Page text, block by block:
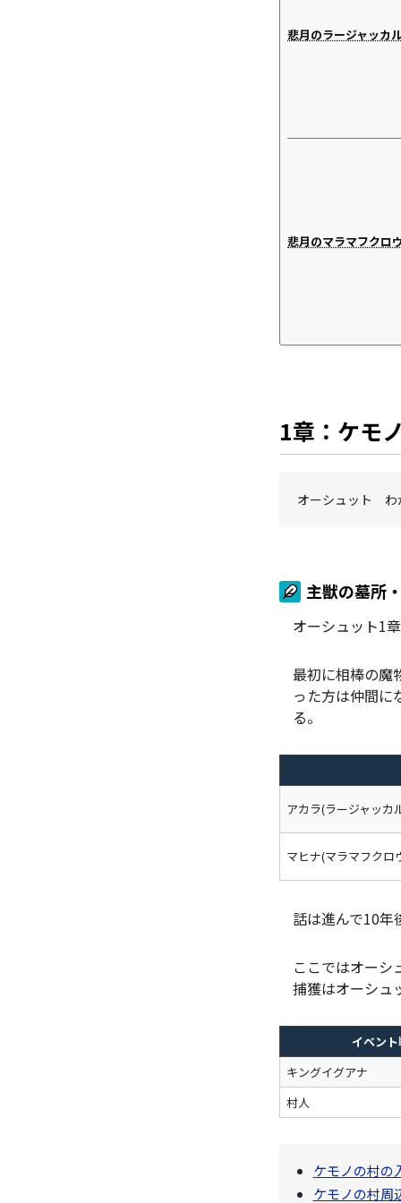
悲月のラージャッカ
悲月のマラマフクロ
1章：ケモ
オーシュット わ
主獣の墓所
オーシュット1
最初に相棒の魔
った方は仲間に
る。
アカラ(ラージャッカ
マヒナ(マラマフクロ
話は進んで10年
ここではオーシ
捕獲はオーシュ
イベン
キングイグアナ
村人
ケモノの村の
ケモノの村周